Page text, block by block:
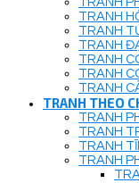
TRANH
TRANH
TRANH
TRANH
TRANH
TRANH
TRANH THEO
TRANH
TRANH
TRANH
TRANH